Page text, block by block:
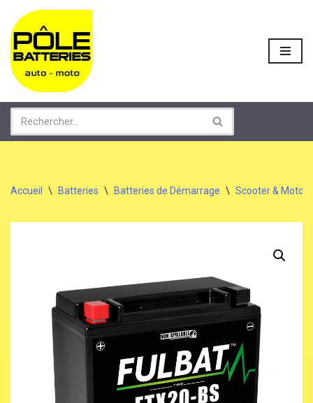
Aller
au
contenu
Accueil \ Batteries \ Batteries de Démarrage \ Scooter & Moto